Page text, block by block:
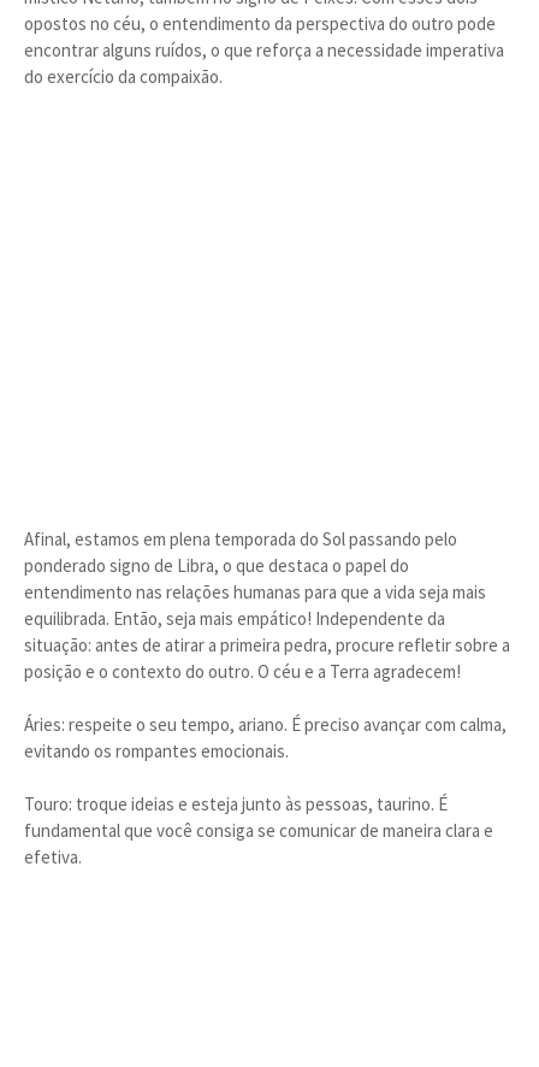
opostos no céu, o entendimento da perspectiva do outro pode
encontrar alguns ruídos, o que reforça a necessidade imperativa
do exercício da compaixão.
Afinal, estamos em plena temporada do Sol passando pelo
ponderado signo de Libra, o que destaca o papel do
entendimento nas relações humanas para que a vida seja mais
equilibrada. Então, seja mais empático! Independente da
situação: antes de atirar a primeira pedra, procure refletir sobre a
posição e o contexto do outro. O céu e a Terra agradecem!
Áries: respeite o seu tempo, ariano. É preciso avançar com calma,
evitando os rompantes emocionais.
Touro: troque ideias e esteja junto às pessoas, taurino. É
fundamental que você consiga se comunicar de maneira clara e
efetiva.